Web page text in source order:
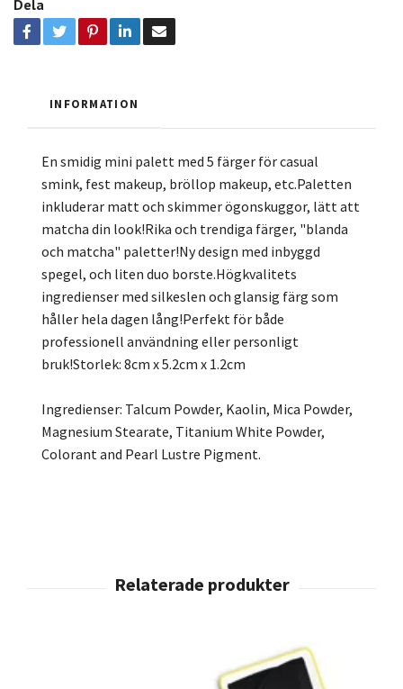
Dela
INFORMATION
En smidig mini palett med 5 färger för casual
smink, fest makeup, bröllop makeup, etc.Paletten
inkluderar matt och skimmer ögonskuggor, lätt att
matcha din look!Rika och trendiga färger, "blanda
och matcha" paletter!Ny design med inbyggd
spegel, och liten duo borste.Högkvalitets
ingredienser med silkeslen och glansig färg som
håller hela dagen lång!Perfekt för både
professionell användning eller personligt
bruk!Storlek: 8cm x 5.2cm x 1.2cm
Ingredienser: Talcum Powder, Kaolin, Mica Powder,
Magnesium Stearate, Titanium White Powder,
Colorant and Pearl Lustre Pigment.